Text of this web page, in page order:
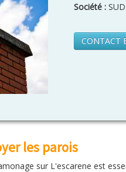
Société :
CONTACT
les parois
sur L'escarene est